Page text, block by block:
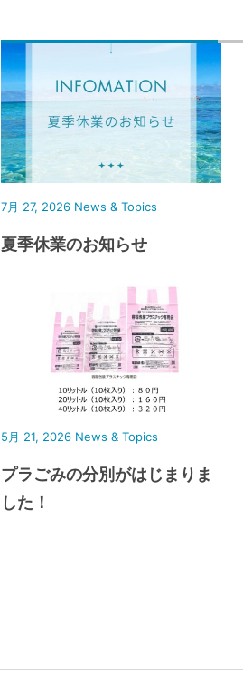
7月 27, 2026 News & Topics
夏季休業のお知らせ
5月 21, 2026 News & Topics
プラごみの分別がはじまりま
した！